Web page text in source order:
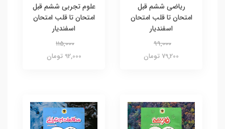
ریاضی ششم قبل
امتحان تا قلب امتحان
اسفندیار
99,000
79,200 تومان
علوم تجربی ششم قبل
امتحان تا قلب امتحان
اسفندیار
115,000
92,000 تومان